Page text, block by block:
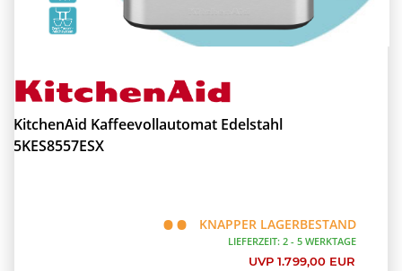
KitchenAid Kaffeevollautomat Edelstahl
5KES8557ESX
KNAPPER LAGERBESTAND
LIEFERZEIT: 2 - 5 WERKTAGE
UVP 1.799,00 EUR